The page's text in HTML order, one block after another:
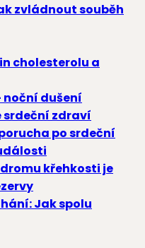
zvládnout souběh
cholesterolu a
noční dušení
srdeční zdraví
po srdeční
křehkosti je
Jak spolu